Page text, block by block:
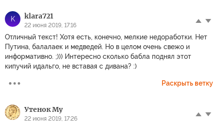
K klara721
22 июня 2019, 17:16
Отличный текст! Хотя есть, конечно, мелкие недоработки. Нет
Путина, балалаек и медведей. Но в целом очень свежо и
информативно. ;))) Интересно сколько бабла поднял этот
кипучий идальго, не вставая с дивана? :)
Раскрыть ветку
Утенок Му
22 июня 2019, 17:26